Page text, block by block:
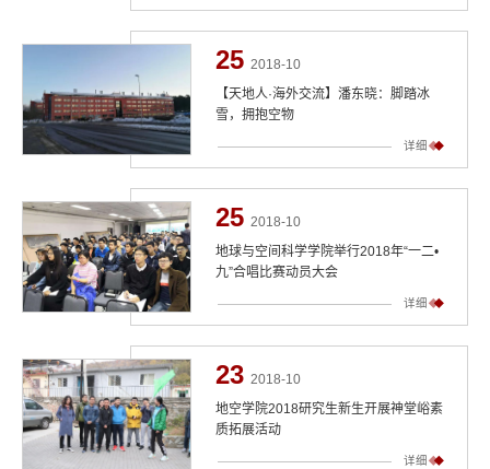
25 2018-10
【天地人·海外交流】潘东晓：脚踏冰
雪，拥抱空物
详细
25 2018-10
地球与空间科学学院举行2018年“一二•
九”合唱比赛动员大会
详细
23 2018-10
地空学院2018研究生新生开展神堂峪素
质拓展活动
详细